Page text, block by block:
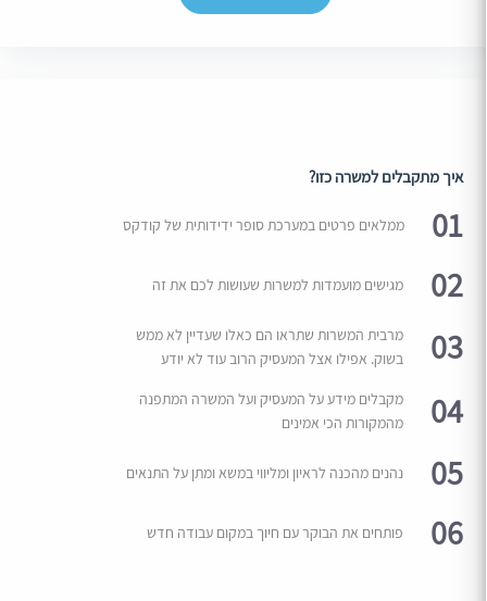
איך מתקבלים למשרה כזו?
01 ממלאים פרטים במערכת סופר ידידותית של קודקס
02 מגישים מועמדות למשרות שעושות לכם את זה
03
מרבית המשרות שתראו הם כאלו שעדיין לא ממש
בשוק. אפילו אצל המעסיק הרוב עוד לא יודע
04
מקבלים מידע על המעסיק ועל המשרה המתפנה
מהמקורות הכי אמינים
05 נהנים מהכנה לראיון ומליווי במשא ומתן על התנאים
06 פותחים את הבוקר עם חיוך במקום עבודה חדש